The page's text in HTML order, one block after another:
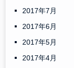
2017年7月
2017年6月
2017年5月
2017年4月